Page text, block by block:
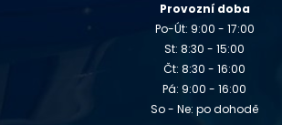
Provozní doba
Po-Út: 9:00 - 17:00
St: 8:30 - 15:00
Čt: 8:30 - 16:00
Pá: 9:00 - 16:00
So - Ne: po dohodě